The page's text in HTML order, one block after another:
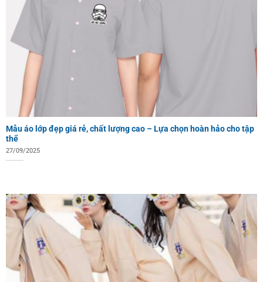
Mẫu áo lớp đẹp giá rẻ, chất lượng cao – Lựa chọn hoàn hảo cho tập
thể
27/09/2025